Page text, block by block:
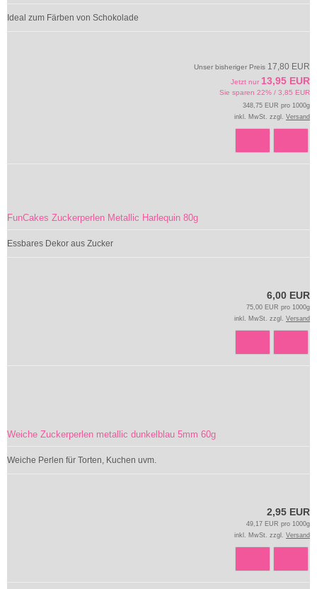
Ideal zum Färben von Schokolade
Unser bisheriger Preis 17,80 EUR
Jetzt nur 13,95 EUR
Sie sparen 22% / 3,85 EUR
348,75 EUR pro 1000g
inkl. MwSt. zzgl. Versand
FunCakes Zuckerperlen Metallic Harlequin 80g
Essbares Dekor aus Zucker
6,00 EUR
75,00 EUR pro 1000g
inkl. MwSt. zzgl. Versand
Weiche Zuckerperlen metallic dunkelblau 5mm 60g
Weiche Perlen für Torten, Kuchen uvm.
2,95 EUR
49,17 EUR pro 1000g
inkl. MwSt. zzgl. Versand